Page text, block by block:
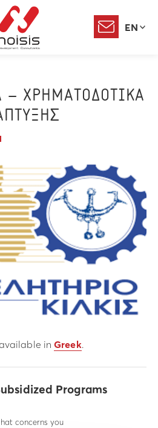
EN
– ΧΡΗΜΑΤΟΔΟΤΙΚΑ
available inGreek.
Programs
concerns you